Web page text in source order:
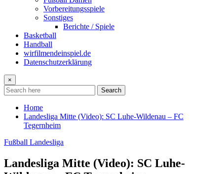
Vorbereitungsspiele
Sonstiges
Berichte / Spiele
Basketball
Handball
wirfilmendeinspiel.de
Datenschutzerklärung
×
Search
Home
Landesliga Mitte (Video): SC Luhe-Wildenau – FC
Tegernheim
Fußball Landesliga
Landesliga Mitte (Video): SC Luhe-